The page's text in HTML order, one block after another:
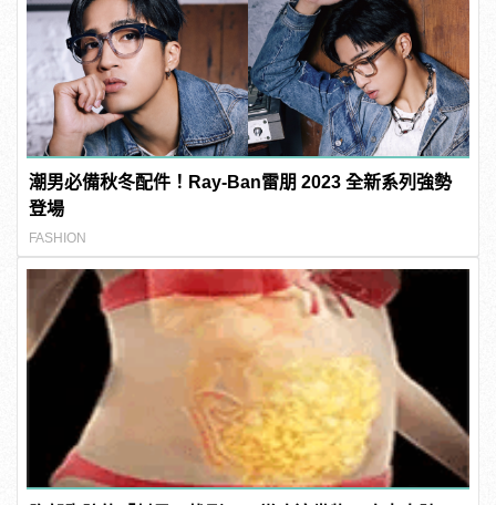
潮男必備秋冬配件！Ray-Ban雷朋 2023 全新系列強勢
登場
FASHION